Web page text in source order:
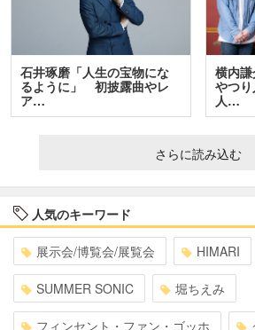
石井琢磨「人生の宝物にな
るように」 初披露曲やレ
ア…
横内
やつ
人…
さらに読み込む
人気のキーワード
展示会/博覧会/展覧会 HIMARI
SUMMER SONIC 堀ちえみ
フィンセント・ファン・ゴッホ